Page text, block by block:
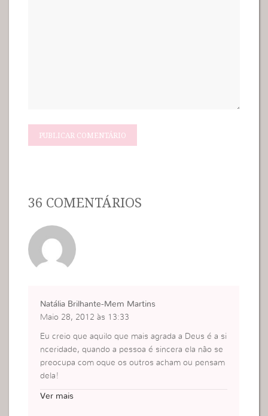
36 COMENTÁRIOS
Natália Brilhante-Mem Martins
Maio 28, 2012 às 13:33
Eu creio que aquilo que mais agrada a Deus é a si
nceridade, quando a pessoa é sincera ela não se
preocupa com oque os outros acham ou pensam
dela!
Ver mais